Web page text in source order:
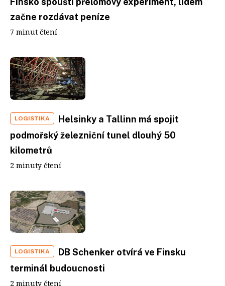
začne rozdávat peníze
7 minut čtení
LOGISTIKA
Helsinky a Tallinn má spojit
podmořský železniční tunel dlouhý 50
kilometrů
2 minuty čtení
LOGISTIKA
DB Schenker otvírá ve Finsku
terminál budoucnosti
2 minuty čtení